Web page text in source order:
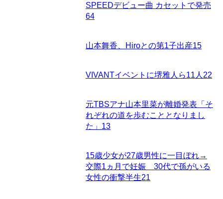
SPEEDデビュー曲 カセットで発売
64
山本舞香、Hiroとの第1子出産15
VIVANTイベントに堺雅人ら11人 22
元TBSアナ山本里菜が離婚発表「そ
れぞれの道を歩むこととなりまし
た」 13
15歳少女が27歳男性に一目ぼれ→
交際1ヵ月で妊娠 30代で孫がいる
女性の衝撃半生21